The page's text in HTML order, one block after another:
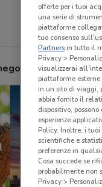
offerte per i tuoi
una serie di
piattaforme
tuo consenso
Partnersin tutto il
Privacy >
visualizzerai
piattaforme
in un sito di viaggi,
abbia fornito il
dispositivo,
esperienze
Policy. Inoltre, i
scientifiche e
preferenze in
Cosa succede se
probabilmente non
Privacy >